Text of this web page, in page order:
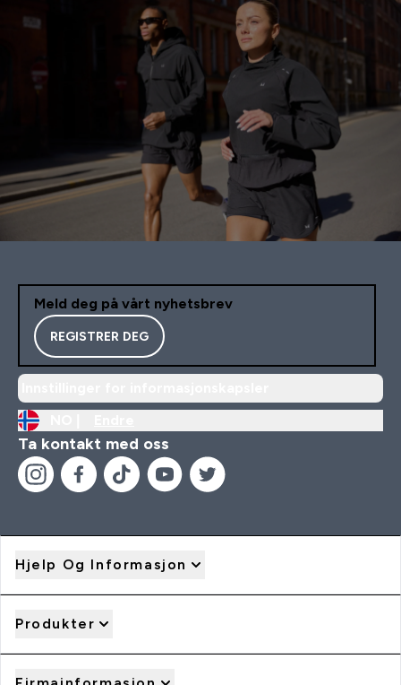
Meld deg på vårt nyhetsbrev
REGISTRER DEG
Ta kontakt med oss
Hjelp Og Informasjon
Produkter